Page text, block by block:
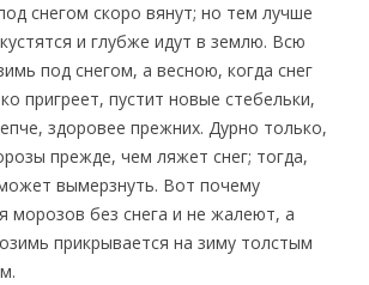
снегом скоро вянут; но тем лучше
и глубже идут в землю. Всю
под снегом, а весною, когда снег
пригреет, пустит новые стебельки,
здоровее прежних. Дурно только,
прежде, чем ляжет снег; тогда,
вымерзнуть. Вот почему
морозов без снега и не жалеют, а
прикрывается на зиму толстым